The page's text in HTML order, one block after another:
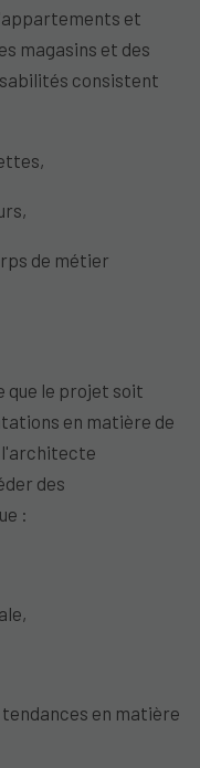
et
magasins et des
consistent
de métier
que le projet soit
en matière de
l'architecte
des
:
en matière